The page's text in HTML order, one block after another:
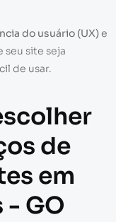
do usuário (UX)e
seu site seja
de usar.
de
em
GO